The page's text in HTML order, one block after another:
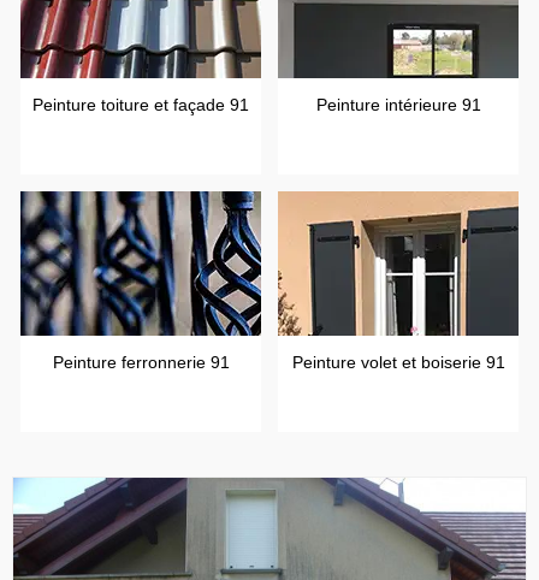
Peinture toiture et façade 91 Peinture intérieure 91
Peinture ferronnerie 91 Peinture volet et boiserie 91